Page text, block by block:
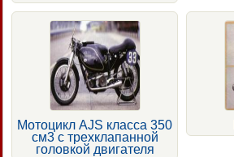
Мотоцикл AJS класса 350
см3 с трехклапанной
головкой двигателя